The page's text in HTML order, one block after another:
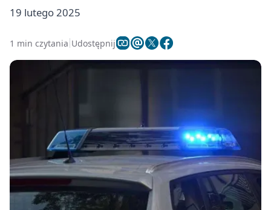
19 lutego 2025
1 min czytania Udostępnij